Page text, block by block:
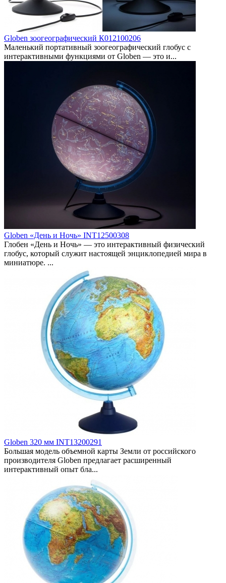
Globen зоогеографический К012100206
Маленький портативный зоогеографический глобус с
интерактивными функциями от Globen — это и...
Globen «День и Ночь» INT12500308
Глобен «День и Ночь» — это интерактивный физический
глобус, который служит настоящей энциклопедией мира в
миниатюре. ...
Globen 320 мм INT13200291
Большая модель объемной карты Земли от российского
производителя Globen предлагает расширенный
интерактивный опыт бла...